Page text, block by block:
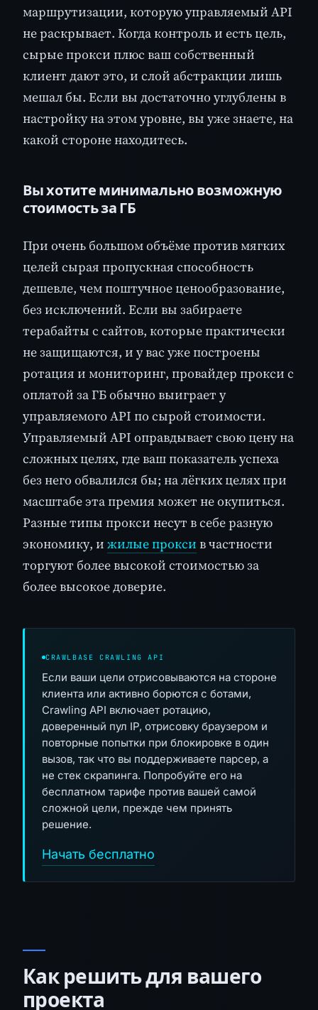
маршрутизации, которую управляемый API
не раскрывает. Когда контроль и есть цель,
сырые прокси плюс ваш собственный
клиент дают это, и слой абстракции лишь
мешал бы. Если вы достаточно углублены в
настройку на этом уровне, вы уже знаете, на
какой стороне находитесь.
Вы хотите минимально возможную
стоимость за ГБ
При очень большом объёме против мягких
целей сырая пропускная способность
дешевле, чем поштучное ценообразование,
без исключений. Если вы забираете
терабайты с сайтов, которые практически
не защищаются, и у вас уже построены
ротация и мониторинг, провайдер прокси с
оплатой за ГБ обычно выиграет у
управляемого API по сырой стоимости.
Управляемый API оправдывает свою цену на
сложных целях, где ваш показатель успеха
без него обвалился бы; на лёгких целях при
масштабе эта премия может не окупиться.
Разные типы прокси несут в себе разную
экономику, и жилые прокси в частности
торгуют более высокой стоимостью за
более высокое доверие.
CRAWLBASE CRAWLING API
Если ваши цели отрисовываются на стороне
клиента или активно борются с ботами,
Crawling API включает ротацию,
доверенный пул IP, отрисовку браузером и
повторные попытки при блокировке в один
вызов, так что вы поддерживаете парсер, а
не стек скрапинга. Попробуйте его на
бесплатном тарифе против вашей самой
сложной цели, прежде чем принять
решение.
Начать бесплатно
Как решить для вашего
проекта